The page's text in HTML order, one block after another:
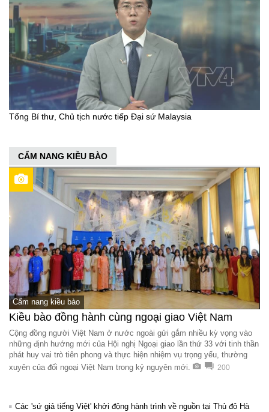
Tổng Bí thư, Chủ tịch nước tiếp Đại sứ Malaysia
CẨM NANG KIỀU BÀO
Cẩm nang kiều bào
Kiều bào đồng hành cùng ngoại giao Việt Nam
Cộng đồng người Việt Nam ở nước ngoài gửi gắm nhiều kỳ vọng vào
những định hướng mới của Hội nghị Ngoại giao lần thứ 33 với tinh thần
phát huy vai trò tiên phong và thực hiện nhiệm vụ trọng yếu, thường
xuyên của đối ngoại Việt Nam trong kỷ nguyên mới.
200
Các 'sứ giả tiếng Việt' khởi động hành trình về nguồn tại Thủ đô Hà